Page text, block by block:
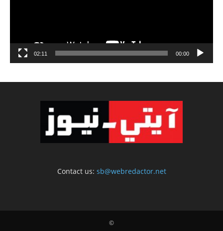
00:00
02:11
Contact us: sb@webredactor.net
©